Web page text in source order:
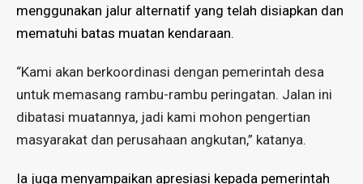
menggunakan jalur alternatif yang telah disiapkan dan
mematuhi batas muatan kendaraan.
“Kami akan berkoordinasi dengan pemerintah desa
untuk memasang rambu-rambu peringatan. Jalan ini
dibatasi muatannya, jadi kami mohon pengertian
masyarakat dan perusahaan angkutan,” katanya.
Ia juga menyampaikan apresiasi kepada pemerintah